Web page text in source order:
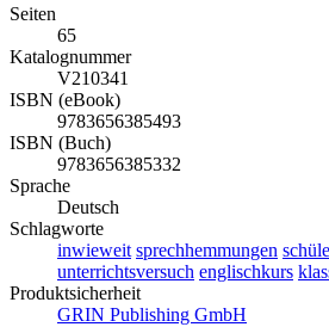
Seiten
65
Katalognummer
V210341
ISBN (eBook)
9783656385493
ISBN (Buch)
9783656385332
Sprache
Deutsch
Schlagworte
inwieweit sprechhemmungen
unterrichtsversuch englischkurs
Produktsicherheit
GRIN Publishing GmbH